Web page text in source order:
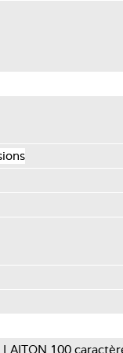
LAITON 100